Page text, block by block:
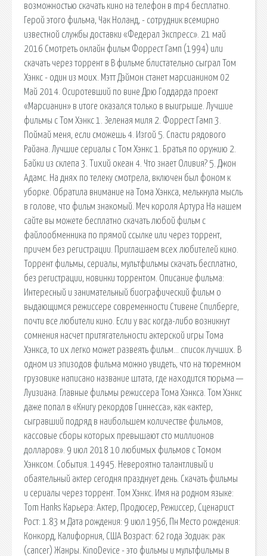
возможностью скачать кино на телефон в mp4 бесплатно.
Герой этого фильма, Чак Ноланд, - сотрудник всемирно
известной службы доставки «Федерал Экспресс». 21 май
2016 Смотреть онлайн фильм Форрест Гамп (1994) или
скачать через торрент в В фильме блистательно сыграл Том
Хэнкс - один из моих. Мэтт Дэймон станет марсианином 02
Май 2014. Осиротевший по вине Дрю Годдарда проект
«Марсианин» в итоге оказался только в выигрыше. Лучшие
фильмы с Том Хэнкс 1. Зеленая миля 2. Форрест Гамп 3.
Поймай меня, если сможешь 4. Изгой 5. Спасти рядового
Райана. Лучшие сериалы с Том Хэнкс 1. Братья по оружию 2.
Байки из склепа 3. Тихий океан 4. Что знает Оливия? 5. Джон
Адамс. На днях по телеку смотрела, включен был фоном к
уборке. Обратила внимание на Тома Хэнкса, мелькнула мысль
в голове, что фильм знакомый. Меч короля Артура На нашем
сайте вы можете бесплатно скачать любой фильм с
файлообменника по прямой ссылке или через торрент,
причем без регистрации. Приглашаем всех любителей кино.
Торрент фильмы, сериалы, мультфильмы скачать бесплатно,
без регистрации, новинки торрентом. Описание фильма:
Интересный и занимательный биографический фильм о
выдающимся режиссере современности Стивене Спилберге,
почти все любители кино. Если у вас когда-либо возникнут
сомнения насчет притягательности актерской игры Тома
Хэнкса, то их легко может развеять фильм… список лучших. В
одном из эпизодов фильма можно увидеть, что на тюремном
грузовике написано название штата, где находится тюрьма —
Луизиана. Главные фильмы режиссера Тома Хэнкса. Том Хэнкс
даже попал в «Книгу рекордов Гиннесса», как «актер,
сыгравший подряд в наибольшем количестве фильмов,
кассовые сборы которых превышают сто миллионов
долларов». 9 июл 2018 ​10 любимых фильмов с Томом
Хэнксом. События. 14945. Невероятно талантливый и
обаятельный актер сегодня празднует день. Скачать фильмы
и сериалы через торрент. Том Хэнкс. Имя на родном языке:
Tom Hanks Карьера: Актер, Продюсер, Режиссер, Сценарист
Рост: 1.83 м Дата рождения: 9 июл 1956, Пн Место рождения:
Конкорд, Калифорния, США Возраст: 62 года Зодиак: рак
(cancer) Жанры. KinoDevice - это фильмы и мультфильмы в